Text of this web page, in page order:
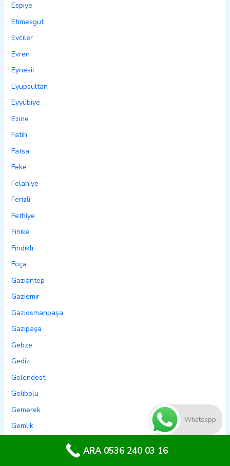
Espiye
Etimesgut
Evciler
Evren
Eynesil
Eyüpsultan
Eyyübiye
Ezine
Fatih
Fatsa
Feke
Felahiye
Ferizli
Fethiye
Finike
Fındıklı
Foça
Gaziantep
Gaziemir
Gaziosmanpaşa
Gazipaşa
Gebze
Gediz
Gelendost
Gelibolu
Gemerek
Gemlik
Whatsapp
ARA 0536 240 03 16